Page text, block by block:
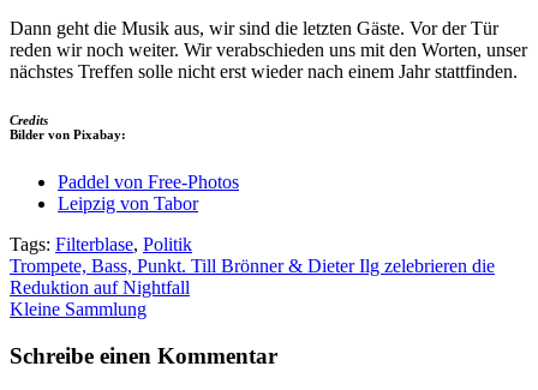
Dann geht die Musik aus, wir sind die letzten Gäste. Vor der Tür
reden wir noch weiter. Wir verabschieden uns mit den Worten, unser
nächstes Treffen solle nicht erst wieder nach einem Jahr stattfinden.
Credits
Bilder von Pixabay:
Paddel von Free-Photos
Leipzig von Tabor
Tags: Filterblase, Politik
Beitragsnavigation
Trompete, Bass, Punkt. Till Brönner & Dieter Ilg zelebrieren die
Reduktion auf Nightfall
Kleine Sammlung
Schreibe einen Kommentar